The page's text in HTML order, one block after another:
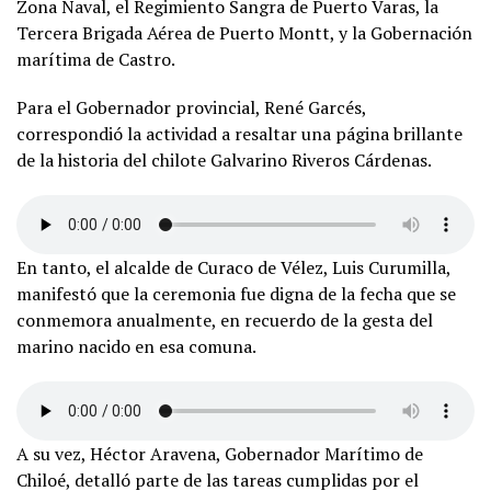
Zona Naval, el Regimiento Sangra de Puerto Varas, la
Tercera Brigada Aérea de Puerto Montt, y la Gobernación
marítima de Castro.
Para el Gobernador provincial, René Garcés,
correspondió la actividad a resaltar una página brillante
de la historia del chilote Galvarino Riveros Cárdenas.
En tanto, el alcalde de Curaco de Vélez, Luis Curumilla,
manifestó que la ceremonia fue digna de la fecha que se
conmemora anualmente, en recuerdo de la gesta del
marino nacido en esa comuna.
A su vez, Héctor Aravena, Gobernador Marítimo de
Chiloé, detalló parte de las tareas cumplidas por el